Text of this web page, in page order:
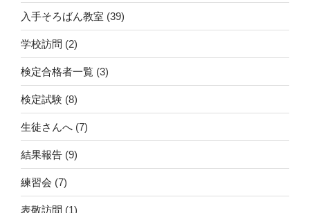
入手そろばん教室 (39)
学校訪問 (2)
検定合格者一覧 (3)
検定試験 (8)
生徒さんへ (7)
結果報告 (9)
練習会 (7)
表敬訪問 (1)